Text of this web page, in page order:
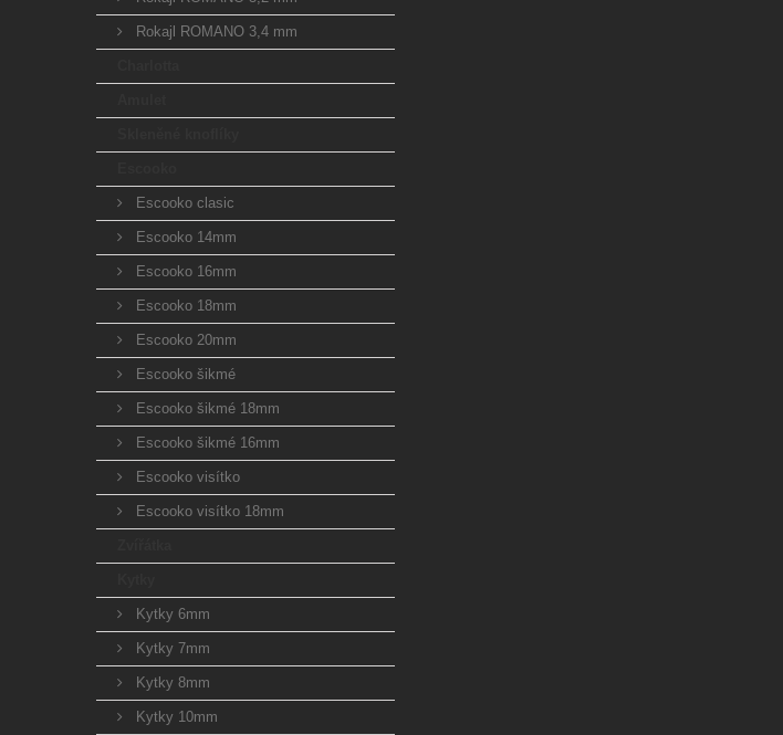
Rokajl ROMANO 3,4 mm
Escooko clasic
Escooko 14mm
Escooko 16mm
Escooko 18mm
Escooko 20mm
Escooko šikmé
Escooko šikmé 18mm
Escooko šikmé 16mm
Escooko visítko
Escooko visítko 18mm
Kytky 6mm
Kytky 7mm
Kytky 8mm
Kytky 10mm